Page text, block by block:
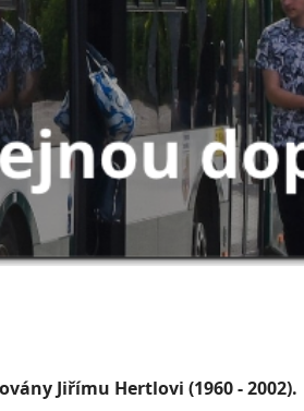
Jiřímu Hertlovi (1960 - 2002).